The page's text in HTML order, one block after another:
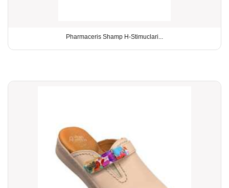
Pharmaceris Shamp H-Stimuclari...